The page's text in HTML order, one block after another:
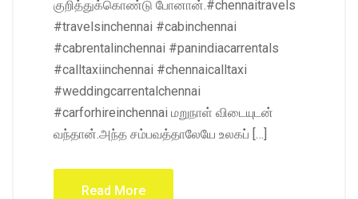
குறித்துக்கொண்டு போனான்.#chennaitravels
#travelsinchennai #cabinchennai
#cabrentalinchennai #panindiacarrentals
#calltaxiinchennai #chennaicalltaxi
#weddingcarrentalchennai
#carforhireinchennai மறுநாள் விடையுடன்
வந்தான்.அந்த சம்பவத்தாலேயே உலகப் […]
Read More